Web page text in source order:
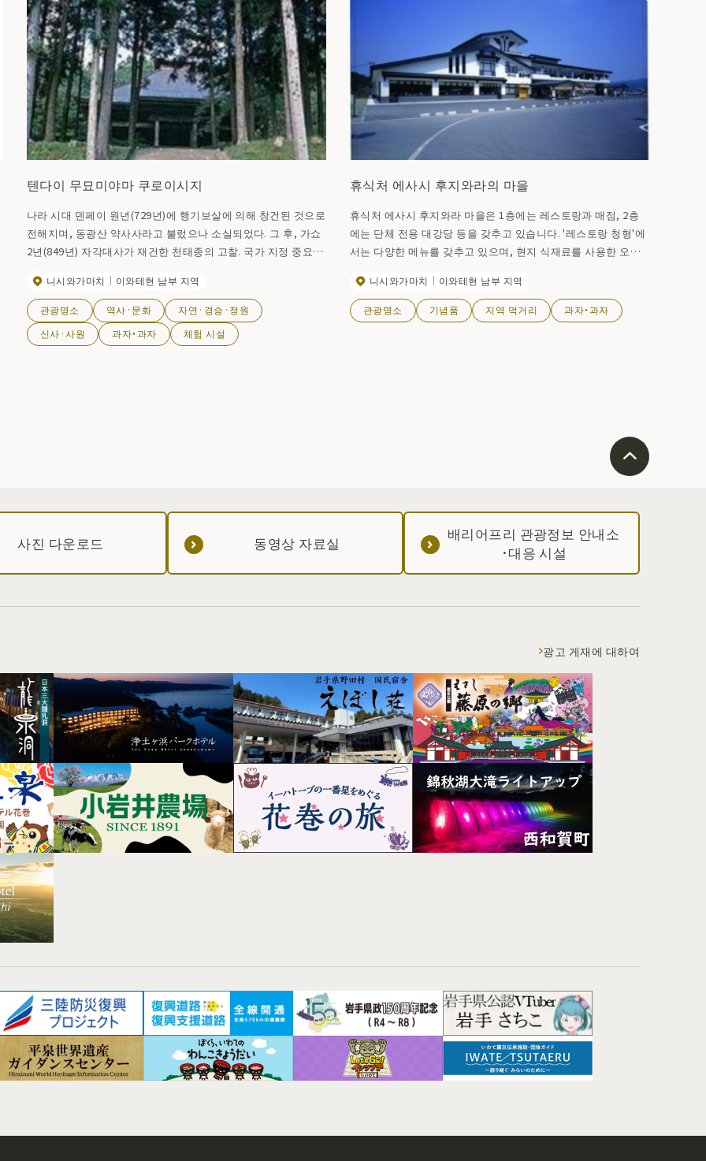
텐다이 무묘미야마 쿠로이시지
나라 시대 덴페이 원년(729년)에 행기보살에 의해 창건된 것으로
전해지며, 동광산 약사사라고 불렀으나 소실되었다. 그 후, 가쇼
2년(849년) 자각대사가 재건한 천태종의 고찰. 국가 지정 중요문
의 명문이 있다. 또한 음력 정월 7일 밤부터 다음날 아침까지 액
막이와 오곡풍년을 기원하는 벌거벗은 남자와 불꽃의 축제 '구로
이시데라 소민제'가 열린다. (2025년 이후의 구로이시지 소민제
는 실시하지 않게 되었습니다).
니시와가마치 이와테현 남부 지역
관광명소 역사·문화
자연·경승·정원
신사·사원
과자・과자 체험 시설
휴식처 에사시 후지와라의 마을
휴식처 에사시 후지와라 마을은 1층에는 레스토랑과 매점, 2층
에는 단체 전용 대강당 등을 갖추고 있습니다. '레스토랑 청형'에
서는 다양한 메뉴를 갖추고 있으며, 현지 식재료를 사용한 오리
파라멘'은 야채의 맛이 가득 담긴 조리장이 자랑하는 맛이다. 한
번 먹으면 또 먹고 싶어지는 맛이다. '자자면'(4/1~11/30 기간 한
정)은 관광객들에게 인기 있는 메뉴입니다. '오슈 수인(하토) 밥
니시와가마치 이와테현 남부 지역
관광명소 기념품 지역 먹거리 과자・과자
사진 다운로드 동영상 자료실
배리어프리 관광정보 안내소
·대응 시설
광고 게재에 대하여